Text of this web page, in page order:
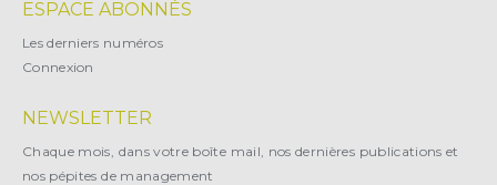
ESPACE ABONNÉS
Les derniers numéros
Connexion
NEWSLETTER
Chaque mois, dans votre boîte mail, nos dernières publications et
nos pépites de management